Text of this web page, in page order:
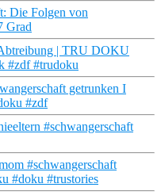
Die Folgen von
Grad
| TRU DOKU
#zdf #trudoku
getrunken I
#zdf
#schwangerschaft
#schwangerschaft
#doku #trustories